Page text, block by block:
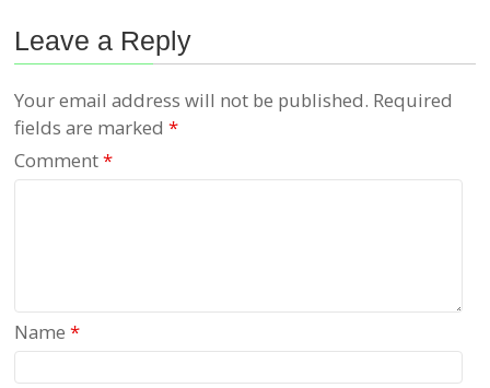
Leave a Reply
Your email address will not be published. Required
fields are marked*
Comment*
Name*